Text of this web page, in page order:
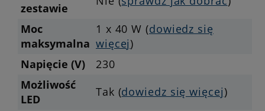
zestawie
Moc
maksymalna
1 x 40 W (dowiedz się
więcej)
Napięcie (V)
230
Możliwość
LED
Tak (dowiedz się więcej)